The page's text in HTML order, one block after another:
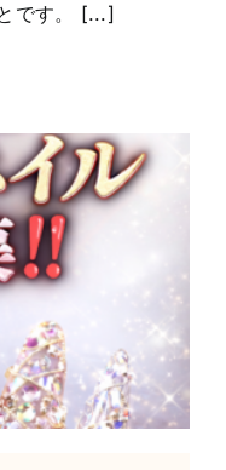
です。 [...]